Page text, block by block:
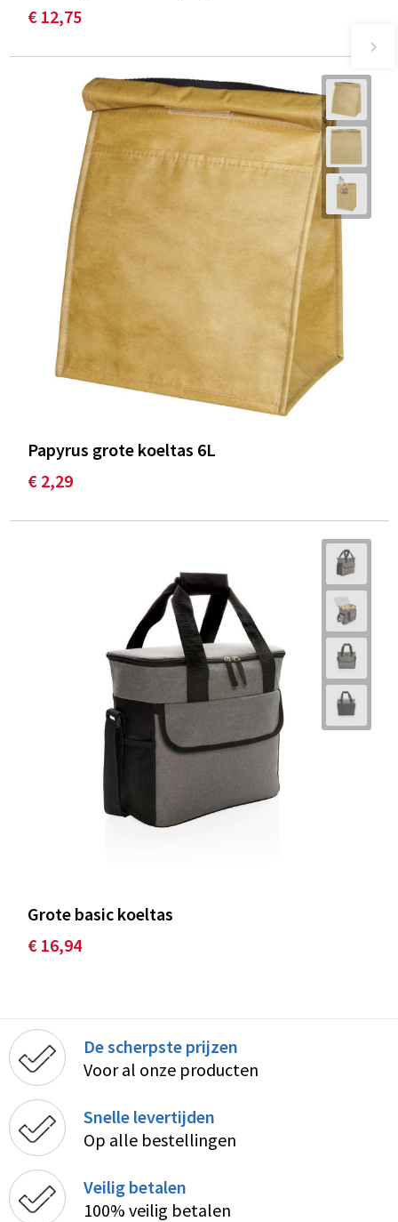
€ 12,75
Papyrus grote koeltas 6L
€ 2,29
Grote basic koeltas
€ 16,94
De scherpste prijzen
Voor al onze producten
Snelle levertijden
Op alle bestellingen
Veilig betalen
100% veilig betalen